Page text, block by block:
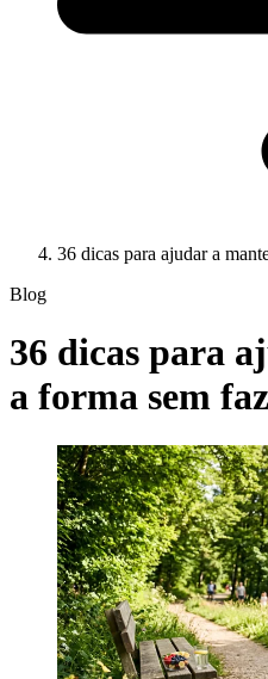
36 dicas para ajudar a
Blog
36 dicas para
a forma sem